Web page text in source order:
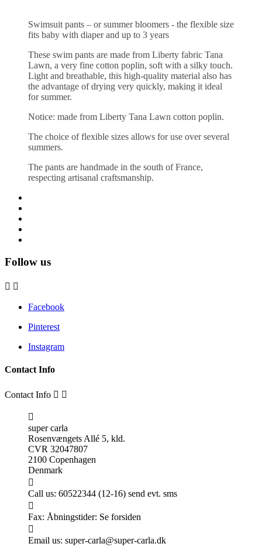
Swimsuit pants – or summer bloomers - the flexible size
fits baby with diaper and up to 3 years
These swim pants are made from Liberty fabric Tana
Lawn, a very fine cotton poplin, soft with a silky touch.
Light and breathable, this high-quality material also has
the advantage of drying very quickly, making it ideal
for summer.
Notice: made from Liberty Tana Lawn cotton poplin.
The choice of flexible sizes allows for use over several
summers.
The pants are handmade in the south of France,
respecting artisanal craftsmanship.
Follow us
 
Facebook
Pinterest
Instagram
Contact Info
Contact Info  

super carla
Rosenvængets Allé 5, kld.
CVR 32047807
2100 Copenhagen
Denmark

Call us: 60522344 (12-16) send evt. sms

Fax: Åbningstider: Se forsiden

Email us: super-carla@super-carla.dk